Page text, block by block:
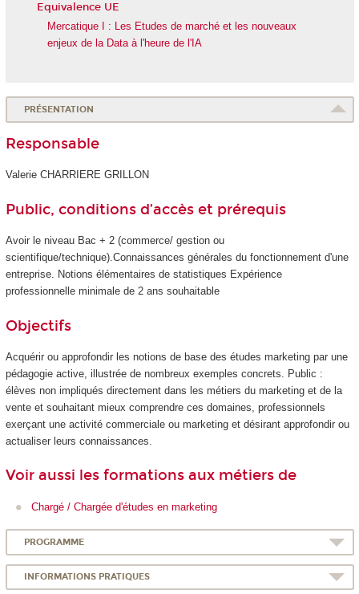
Equivalence UE
Mercatique I : Les Etudes de marché et les nouveaux
enjeux de la Data à l'heure de l'IA
PRÉSENTATION
Responsable
Valerie CHARRIERE GRILLON
Public, conditions d’accès et prérequis
Avoir le niveau Bac + 2 (commerce/ gestion ou
scientifique/technique).Connaissances générales du fonctionnement d'une
entreprise. Notions élémentaires de statistiques Expérience
professionnelle minimale de 2 ans souhaitable
Objectifs
Acquérir ou approfondir les notions de base des études marketing par une
pédagogie active, illustrée de nombreux exemples concrets. Public :
élèves non impliqués directement dans les métiers du marketing et de la
vente et souhaitant mieux comprendre ces domaines, professionnels
exerçant une activité commerciale ou marketing et désirant approfondir ou
actualiser leurs connaissances.
Voir aussi les formations aux métiers de
Chargé / Chargée d'études en marketing
PROGRAMME
INFORMATIONS PRATIQUES